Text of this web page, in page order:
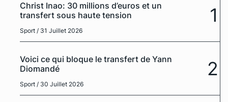
Christ Inao: 30 millions d’euros et un
transfert sous haute tension
Sport / 31 Juillet 2026
1
Voici ce qui bloque le transfert de Yann
Diomandé
Sport / 30 Juillet 2026
2